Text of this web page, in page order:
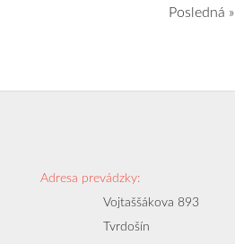
Posledná »
Adresa prevádzky:
Vojtaššákova 893
Tvrdošín